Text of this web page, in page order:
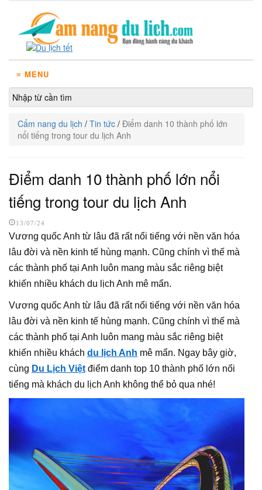
≡ MENU
Cẩm nang du lịch / Tin tức / Điểm danh 10 thành phố lớn
nổi tiếng trong tour du lịch Anh
Điểm danh 10 thành phố lớn nổi
tiếng trong tour du lịch Anh
13/07/24
Vương quốc Anh từ lâu đã rất nổi tiếng với nền văn hóa
lâu đời và nền kinh tế hùng mạnh. Cũng chính vì thế mà
các thành phố tại Anh luôn mang màu sắc riêng biệt
khiến nhiều khách du lịch Anh mê mẩn.
Vương quốc Anh từ lâu đã rất nổi tiếng với nền văn hóa
lâu đời và nền kinh tế hùng mạnh. Cũng chính vì thế mà
các thành phố tại Anh luôn mang màu sắc riêng biệt
khiến nhiều khách du lịch Anh mê mẩn. Ngay bây giờ,
cùng Du Lịch Việt điểm danh top 10 thành phố lớn nổi
tiếng mà khách du lịch Anh không thể bỏ qua nhé!